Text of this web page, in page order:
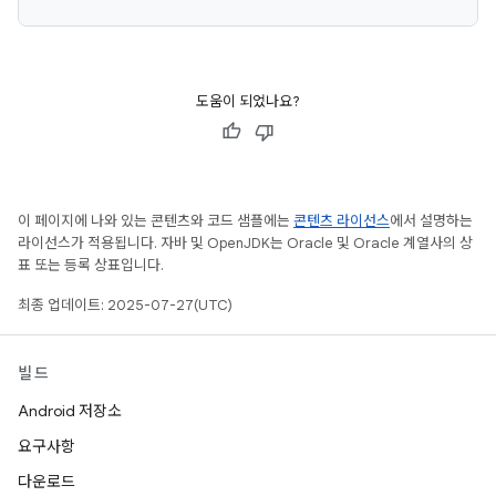
도움이 되었나요?
이 페이지에 나와 있는 콘텐츠와 코드 샘플에는 콘텐츠 라이선스에서 설명하는
라이선스가 적용됩니다. 자바 및 OpenJDK는 Oracle 및 Oracle 계열사의 상
표 또는 등록 상표입니다.
최종 업데이트: 2025-07-27(UTC)
빌드
Android 저장소
요구사항
다운로드